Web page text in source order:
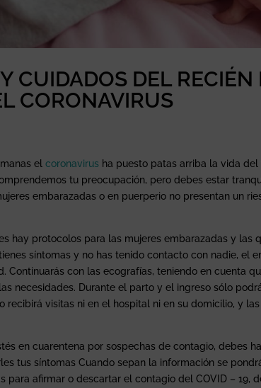
CUIDADOS DEL RECIÉN
CORONAVIRUS
elcoronavirus ha puesto patas arriba la vida
tu preocupación, pero debes estar
embarazadas o en puerperio no presentan un
hay protocolos para las mujeres embarazadas y las
síntomas y no has tenido contacto con nadie, el
Continuarás con las ecografías, teniendo en cuenta
necesidades. Durante el parto y el ingreso sólo
recibirá visitas ni en el hospital ni en su domicilio, y
en cuarentena por sospechas de contagio, debes
tus síntomas Cuando sepan la información se
para afirmar o descartar el contagio del COVID – 19,